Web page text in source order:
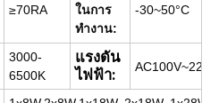
≥70RA
ในการ
ทำงาน:
-30~50°C
3000-
6500K
แรงดัน
ไฟฟ้า:
AC100V~220V